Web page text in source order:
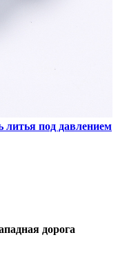
литья под давлением
дорога